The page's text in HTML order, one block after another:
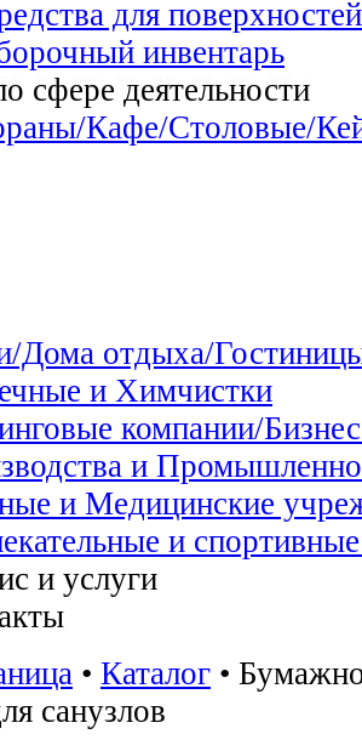
для поверхностей
инвентарь
сфере деятельности
Кафе/Столовые/
Дома отдыха/
и Химчистки
компании/
и
и Медицинские
и
и услуги
• Каталог •
санузлов